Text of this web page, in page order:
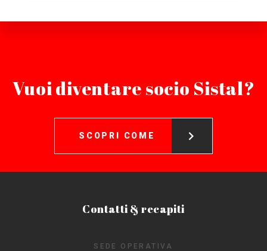
Vuoi diventare socio Sistal?
SCOPRI COME
Contatti & recapiti
SEDE OPERATIVA